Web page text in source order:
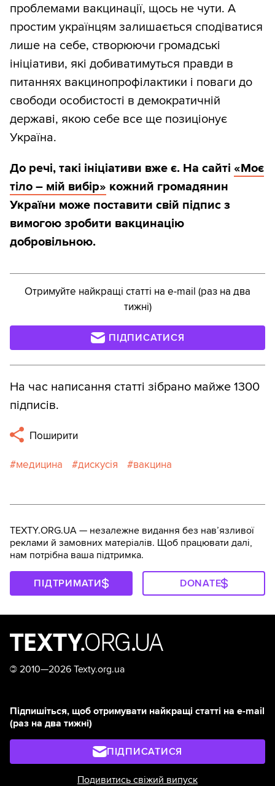
проблемами вакцинації, щось не чути. А
простим українцям залишається сподіватися
лише на себе, створюючи громадські
ініціативи, які добиватимуться правди в
питаннях вакцинопрофілактики і поваги до
свободи особистості в демократичній
державі, якою себе все ще позиціонує
Україна.
До речі, такі ініціативи вже є. На сайті «Моє
тіло – мій вибір» кожний громадянин
України може поставити свій підпис з
вимогою зробити вакцинацію
добровільною.
Отримуйте найкращі статті на e-mail (раз на два
тижні)
ПІДПИСАТИСЯ
На час написання статті зібрано майже 1300
підписів.
Поширити
медицина дискусія вакцина
TEXTY.ORG.UA — незалежне видання без навʼязливої
реклами й замовних матеріалів. Щоб працювати далі,
нам потрібна ваша підтримка.
ПІДТРИМАТИ DONATE
© 2010—2026 Texty.org.ua
Підпишіться, щоб отримувати найкращі статті на e-mail
(раз на два тижні)
ПІДПИСАТИСЯ
Подивитись свіжий випуск